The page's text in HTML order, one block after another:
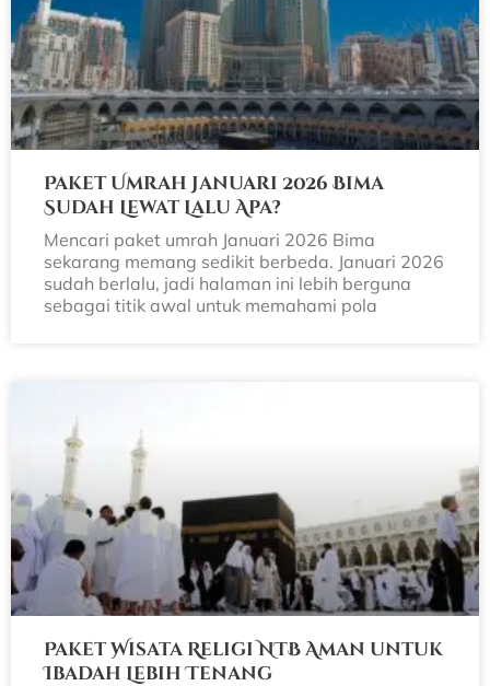
Paket Umrah Januari 2026 Bima
Sudah Lewat Lalu Apa?
Mencari paket umrah Januari 2026 Bima
sekarang memang sedikit berbeda. Januari 2026
sudah berlalu, jadi halaman ini lebih berguna
sebagai titik awal untuk memahami pola
Paket Wisata Religi NTB Aman untuk
Ibadah Lebih Tenang